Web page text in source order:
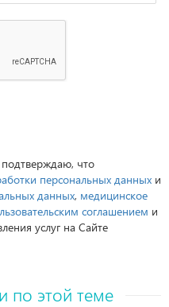
что
персональных данных и
данных, медицинское
соглашением и
услуг на Сайте
по этой теме